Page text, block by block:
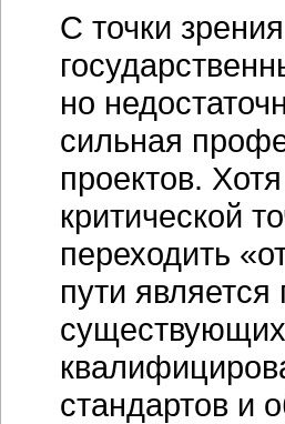
С точки
но
сильная
проектов.
критической
переходить
пути
существующих
стандартов и